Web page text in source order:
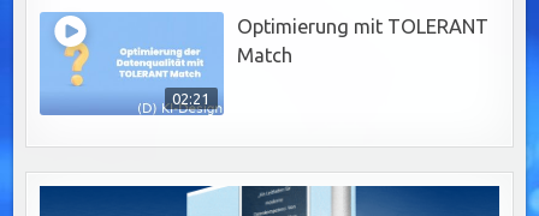
02:21
Optimierung mit TOLERANT
Match